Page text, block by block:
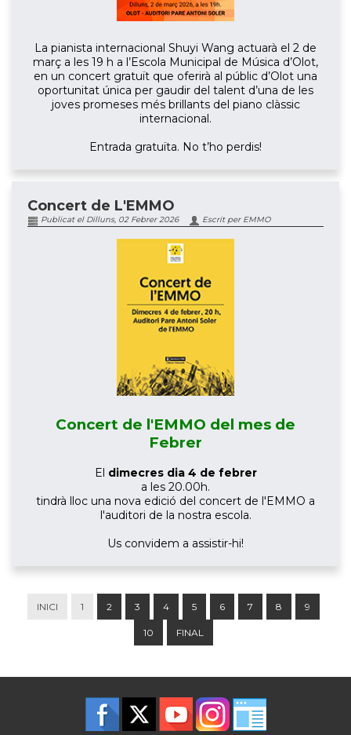
La pianista internacional Shuyi Wang actuarà el 2 de
març a les 19 h a l’Escola Municipal de Música d’Olot,
en un concert gratuït que oferirà al públic d’Olot una
oportunitat única per gaudir del talent d’una de les
joves promeses més brillants del piano clàssic
internacional.
Entrada gratuïta. No t’ho perdis!
Concert de L'EMMO
Publicat el Dilluns, 02 Febrer 2026 Escrit per EMMO
Concert de l'EMMO del mes de
Febrer
El dimecres dia 4 de febrer
a les 20.00h.
tindrà lloc una nova edició del concert de l'EMMO a
l'auditori de la nostra escola.
Us convidem a assistir-hi!
INICI 1 2 3 4 5 6 7 8 9
10 FINAL